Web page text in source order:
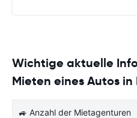
Wichtige aktuelle
Mieten eines Autos in
🚙 Anzahl der Mietagenturen